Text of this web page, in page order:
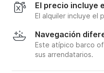
El precio incluye
El alquiler incluye el
Navegación
Este atípico barco
sus arrendatarios.